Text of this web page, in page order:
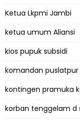
Ketua Lkpmi Jambi
ketua umum Aliansi
kios pupuk subsidi
komandan puslatpur
kontingen pramuka
korban tenggelam d